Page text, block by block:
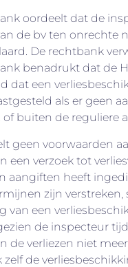
oordeelt dat de
de bv ten onrechte
De rechtbank
benadrukt dat de
dat een
als er geen
of buiten de reguliere
geen voorwaarden
een verzoek tot
aangiften heeft
zijn verstreken,
van een
de inspecteur
de verliezen niet
zelf de